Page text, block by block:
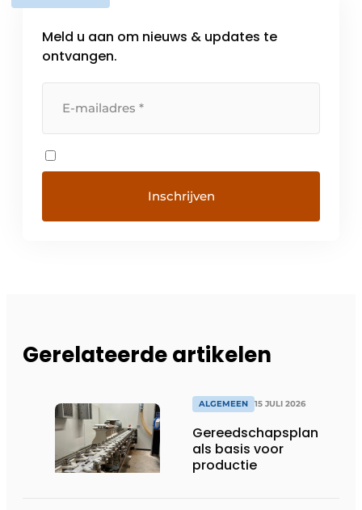
Meld u aan om nieuws & updates te
ontvangen.
Gerelateerde artikelen
ALGEMEEN 15 JULI 2026
Gereedschapsplan
als basis voor
productie